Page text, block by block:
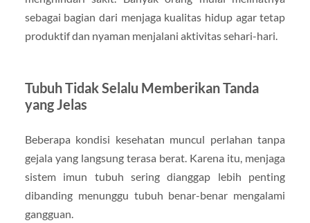
sebagai bagian dari menjaga kualitas hidup agar tetap
produktif dan nyaman menjalani aktivitas sehari-hari.
Tubuh Tidak Selalu Memberikan Tanda
yang Jelas
Beberapa kondisi kesehatan muncul perlahan tanpa
gejala yang langsung terasa berat. Karena itu, menjaga
sistem imun tubuh sering dianggap lebih penting
dibanding menunggu tubuh benar-benar mengalami
gangguan.